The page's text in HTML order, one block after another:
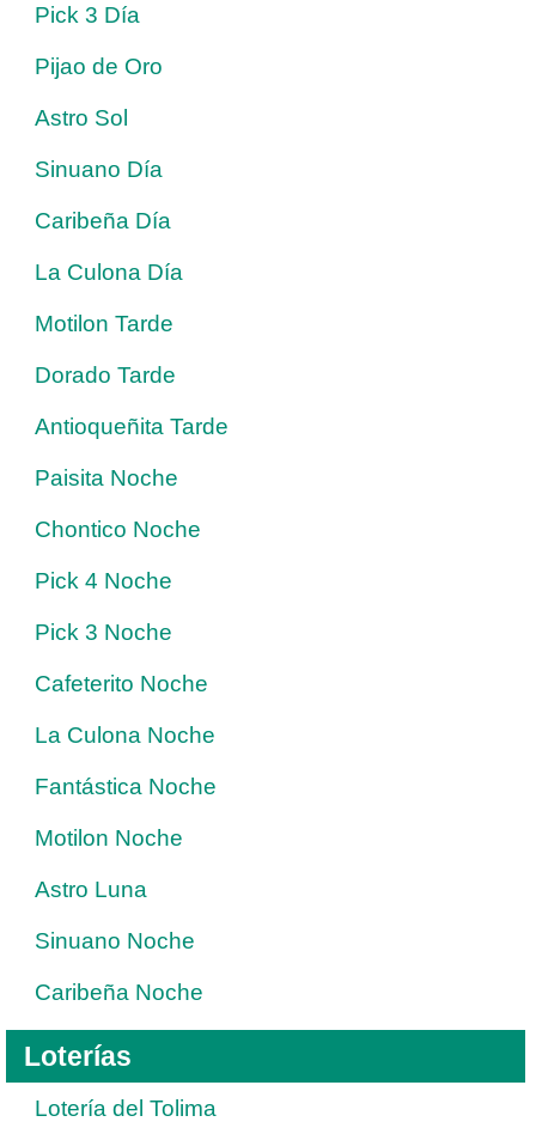
Pick 3 Día
Pijao de Oro
Astro Sol
Sinuano Día
Caribeña Día
La Culona Día
Motilon Tarde
Dorado Tarde
Antioqueñita Tarde
Paisita Noche
Chontico Noche
Pick 4 Noche
Pick 3 Noche
Cafeterito Noche
La Culona Noche
Fantástica Noche
Motilon Noche
Astro Luna
Sinuano Noche
Caribeña Noche
Loterías
Lotería del Tolima